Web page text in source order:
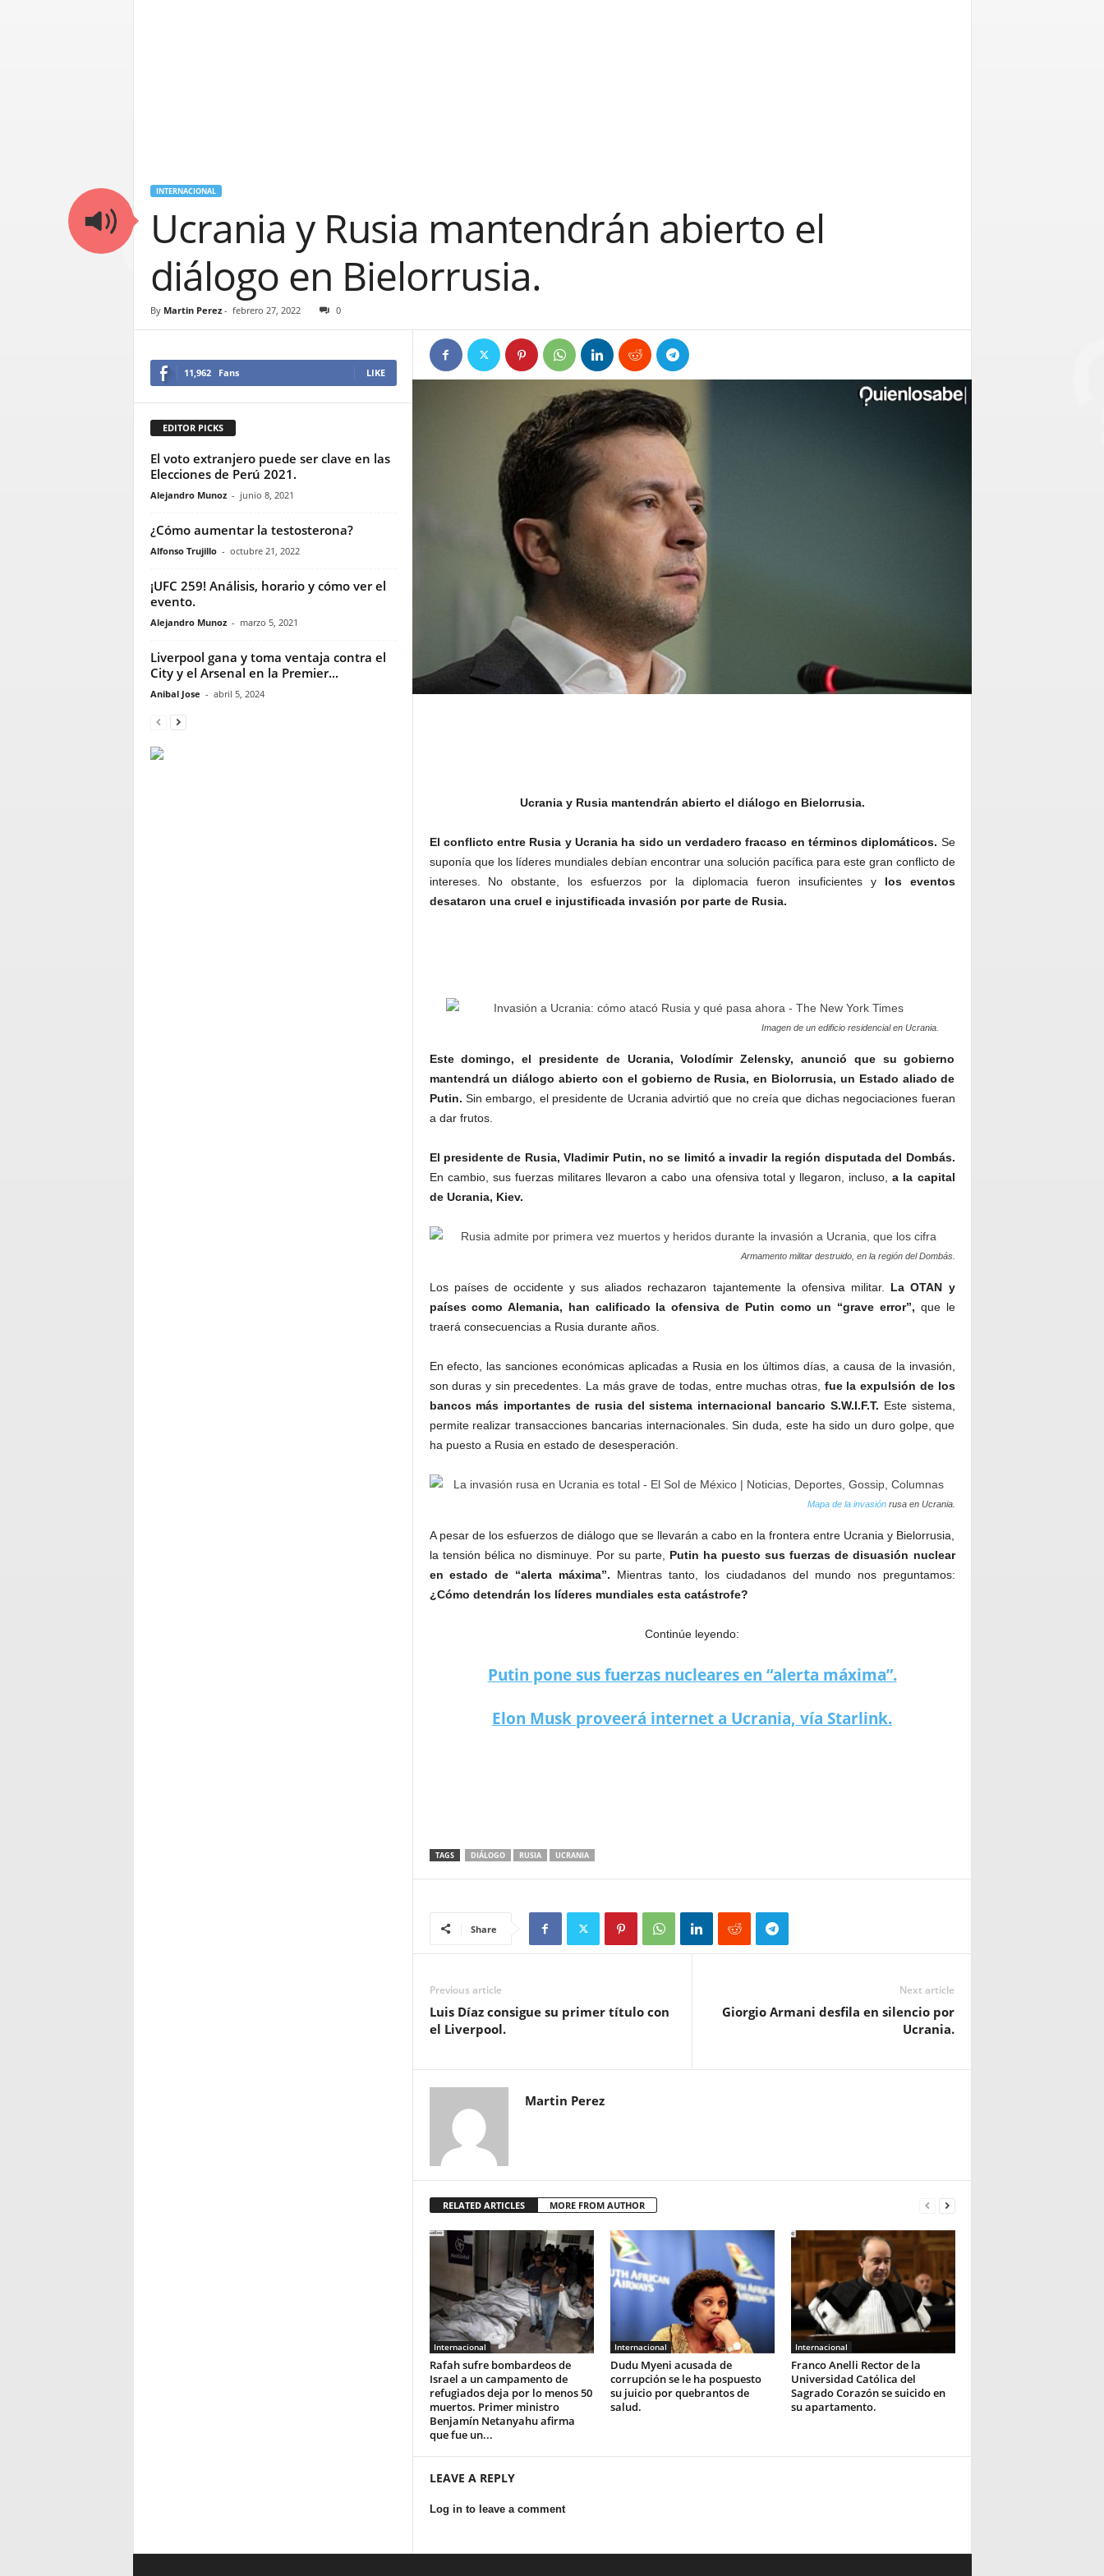
INTERNACIONAL
Ucrania y Rusia mantendrán abierto el
diálogo en Bielorrusia.
By Martin Perez- febrero 27, 2022 0
Ucrania y Rusia mantendrán abierto el diálogo en Bielorrusia.
El conflicto entre Rusia y Ucrania ha sido un verdadero fracaso en términos diplomáticos. Se
suponía que los líderes mundiales debían encontrar una solución pacífica para este gran conflicto de
intereses. No obstante, los esfuerzos por la diplomacia fueron insuficientes ylos eventos
desataron una cruel e injustificada invasión por parte de Rusia.
Imagen de un edificio residencial en Ucrania.
Este domingo, el presidente de Ucrania, Volodímir Zelensky, anunció que su gobierno
mantendrá un diálogo abierto con el gobierno de Rusia, en Biolorrusia, un Estado aliado de
Putin. Sin embargo, el presidente de Ucrania advirtió que no creía que dichas negociaciones fueran
a dar frutos.
El presidente de Rusia, Vladimir Putin, no se limitó a invadir la región disputada del Dombás.
En cambio, sus fuerzas militares llevaron a cabo una ofensiva total y llegaron, incluso, a la capital
de Ucrania, Kiev.
Armamento militar destruido, en la región del Dombás.
Los países de occidente y sus aliados rechazaron tajantemente la ofensiva militar. La OTAN y
países como Alemania, han calificado la ofensiva de Putin como un “grave error”, que le
traerá consecuencias a Rusia durante años.
En efecto, las sanciones económicas aplicadas a Rusia en los últimos días, a causa de la invasión,
son duras y sin precedentes. La más grave de todas, entre muchas otras, fue la expulsión de los
bancos más importantes de rusia del sistema internacional bancario S.W.I.F.T. Este sistema,
permite realizar transacciones bancarias internacionales. Sin duda, este ha sido un duro golpe, que
ha puesto a Rusia en estado de desesperación.
Mapa de la invasiónrusa en Ucrania.
A pesar de los esfuerzos de diálogo que se llevarán a cabo en la frontera entre Ucrania y Bielorrusia,
la tensión bélica no disminuye. Por su parte, Putin ha puesto sus fuerzas de disuasión nuclear
en estado de “alerta máxima”. Mientras tanto, los ciudadanos del mundo nos preguntamos:
¿Cómo detendrán los líderes mundiales esta catástrofe?
Continúe leyendo:
Putin pone sus fuerzas nucleares en “alerta máxima”.
Elon Musk proveerá internet a Ucrania, vía Starlink.
TAGS DIÁLOGO RUSIA UCRANIA
Share
Previous article
Luis Díaz consigue su primer título con
el Liverpool.
Next article
Giorgio Armani desfila en silencio por
Ucrania.
Martin Perez
RELATED ARTICLES MORE FROM AUTHOR
Internacional
Rafah sufre bombardeos de
Israel a un campamento de
refugiados deja por lo menos 50
muertos. Primer ministro
Benjamín Netanyahu afirma
que fue un...
Internacional
Dudu Myeni acusada de
corrupción se le ha pospuesto
su juicio por quebrantos de
salud.
Internacional
Franco Anelli Rector de la
Universidad Católica del
Sagrado Corazón se suicido en
su apartamento.
LEAVE A REPLY
Log in to leave a comment
11,962 Fans LIKE
EDITOR PICKS
El voto extranjero puede ser clave en las
Elecciones de Perú 2021.
Alejandro Munoz - junio 8, 2021
¿Cómo aumentar la testosterona?
Alfonso Trujillo - octubre 21, 2022
¡UFC 259! Análisis, horario y cómo ver el
evento.
Alejandro Munoz - marzo 5, 2021
Liverpool gana y toma ventaja contra el
City y el Arsenal en la Premier...
Anibal Jose - abril 5, 2024